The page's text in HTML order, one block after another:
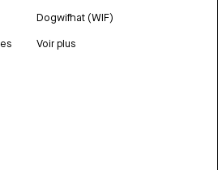
Dogwifhat (WIF)
Voir plus